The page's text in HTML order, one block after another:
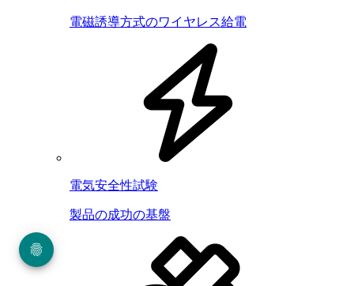
電磁誘導方式のワイヤレス給電
電気安全性試験
製品の成功の基盤